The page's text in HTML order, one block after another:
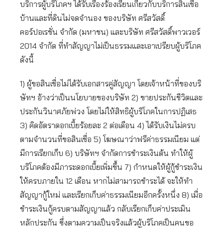
บริการผู้บริโภคฯ ได้รับเรื่องร้องเรียนเกี่ยวกับบริการสินเชื่อ
บ้านและที่ดินไม่จดจำนอง ของบริษัท ศรีสวัสดิ์
คอร์ปอเรชั่น จำกัด (มหาชน) และบริษัท ศรีสวัสดิ์พาวเวอร์
2014 จำกัด ที่ทำสัญญาไม่เป็นธรรมและเอาเปรียบผู้บริโภค
ดังนี้
1) ผู้ขอสินเชื่อไม่ได้รับเอกสารคู่สัญญา โดยเจ้าหน้าที่ของบริ
ษัทฯ อ้างว่าเป็นนโยบายของบริษัท 2) ขายประกันชีวิตและ
ประกันวินาศภัยพ่วง โดยไม่ให้สิทธิผู้บริโภคในการปฏิเสธ
3) คิดอัตราดอกเบี้ยร้อยละ 2 ต่อเดือน 4) ได้รับเงินไม่ครบ
ตามจำนวนที่ขอสินเชื่อ 5) โฆษณาว่าฟรีค่าธรรมเนียม แต่
มีการเรียกเก็บ 6) บริษัทฯ จำกัดการชำระเงินต้น ทำให้ผู้
บริโภคต้องมีภาระดอกเบี้ยเพิ่มขึ้น 7) กำหนดให้ผู้กู้ชำระเงิน
ให้ครบภายใน 12 เดือน หากไม่สามารถชำระได้ จะให้ทำ
สัญญากู้ใหม่ และเรียกเก็บค่าธรรมเนียมอีกครั้งหนึ่ง 8) เมื่อ
ชำระเงินกู้ครบตามสัญญาแล้ว กลับเรียกเก็บค่าประเมิน
หลักประกัน ซึ่งตามความเป็นจริงแล้วผู้บริโภคเป็นคนขอ